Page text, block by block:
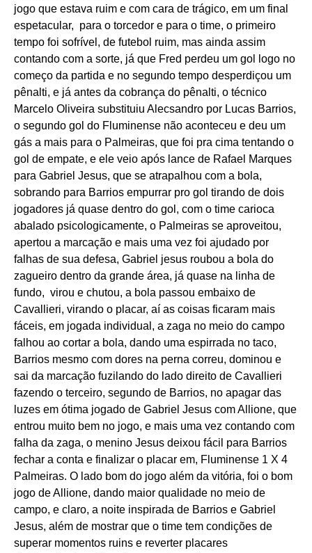
jogo que estava ruim e com cara de trágico, em um final
espetacular, para o torcedor e para o time, o primeiro
tempo foi sofrível, de futebol ruim, mas ainda assim
contando com a sorte, já que Fred perdeu um gol logo no
começo da partida e no segundo tempo desperdiçou um
pênalti, e já antes da cobrança do pênalti, o técnico
Marcelo Oliveira substituiu Alecsandro por Lucas Barrios,
o segundo gol do Fluminense não aconteceu e deu um
gás a mais para o Palmeiras, que foi pra cima tentando o
gol de empate, e ele veio após lance de Rafael Marques
para Gabriel Jesus, que se atrapalhou com a bola,
sobrando para Barrios empurrar pro gol tirando de dois
jogadores já quase dentro do gol, com o time carioca
abalado psicologicamente, o Palmeiras se aproveitou,
apertou a marcação e mais uma vez foi ajudado por
falhas de sua defesa, Gabriel jesus roubou a bola do
zagueiro dentro da grande área, já quase na linha de
fundo, virou e chutou, a bola passou embaixo de
Cavallieri, virando o placar, aí as coisas ficaram mais
fáceis, em jogada individual, a zaga no meio do campo
falhou ao cortar a bola, dando uma espirrada no taco,
Barrios mesmo com dores na perna correu, dominou e
sai da marcação fuzilando do lado direito de Cavallieri
fazendo o terceiro, segundo de Barrios, no apagar das
luzes em ótima jogado de Gabriel Jesus com Allione, que
entrou muito bem no jogo, e mais uma vez contando com
falha da zaga, o menino Jesus deixou fácil para Barrios
fechar a conta e finalizar o placar em, Fluminense 1 X 4
Palmeiras. O lado bom do jogo além da vitória, foi o bom
jogo de Allione, dando maior qualidade no meio de
campo, e claro, a noite inspirada de Barrios e Gabriel
Jesus, além de mostrar que o time tem condições de
superar momentos ruins e reverter placares